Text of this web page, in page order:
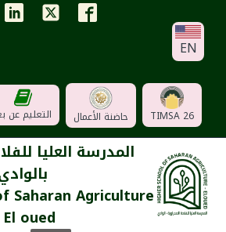
EN
TIMSA 26 حاضنة الأعمال التعليم عن
المدرسة العليا
Saharan Agriculture
oued